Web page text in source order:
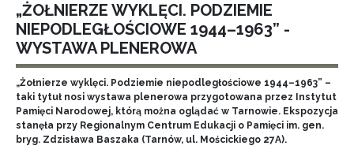
„ŻOŁNIERZE WYKLĘCI. PODZIEMIE
NIEPODLEGŁOŚCIOWE 1944–1963” -
WYSTAWA PLENEROWA
„Żołnierze wyklęci. Podziemie niepodległościowe 1944–1963” –
taki tytuł nosi wystawa plenerowa przygotowana przez Instytut
Pamięci Narodowej, którą można oglądać w Tarnowie. Ekspozycja
stanęła przy Regionalnym Centrum Edukacji o Pamięci im. gen.
bryg. Zdzisława Baszaka (Tarnów, ul. Mościckiego 27A).